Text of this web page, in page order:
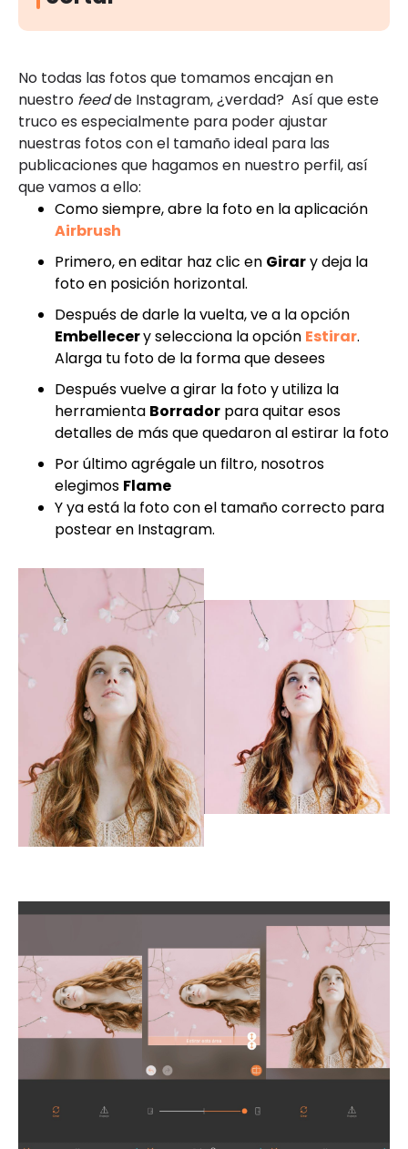
No todas las fotos que tomamos encajan en
nuestro feedde Instagram, ¿verdad? Así que este
truco es especialmente para poder ajustar
nuestras fotos con el tamaño ideal para las
publicaciones que hagamos en nuestro perfil, así
que vamos a ello:
Como siempre, abre la foto en la aplicación
Airbrush
Primero, en editar haz clic en Girary deja la
foto en posición horizontal.
Después de darle la vuelta, ve a la opción
Embellecery selecciona la opción Estirar.
Alarga tu foto de la forma que desees
Después vuelve a girar la foto y utiliza la
herramienta Borrador para quitar esos
detalles de más que quedaron al estirar la foto
Por último agrégale un filtro, nosotros
elegimos Flame
Y ya está la foto con el tamaño correcto para
postear en Instagram.